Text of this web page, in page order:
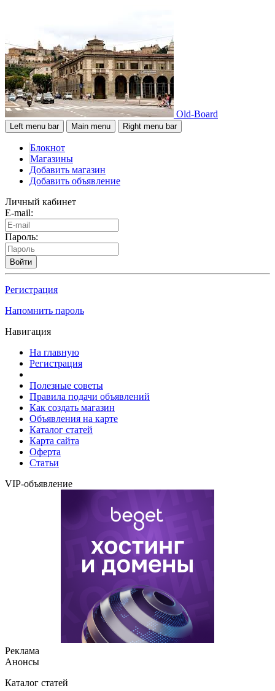
Old-Board
Left menu bar Main menu Right menu bar
Блокнот
Магазины
Добавить магазин
Добавить объявление
Личный кабинет
E-mail:
Пароль:
Войти
Регистрация
Напомнить пароль
Навигация
На главную
Регистрация
Полезные советы
Правила подачи объявлений
Как создать магазин
Объявления на карте
Каталог статей
Карта сайта
Оферта
Статьи
VIP-объявление
Реклама
Анонсы
Каталог статей